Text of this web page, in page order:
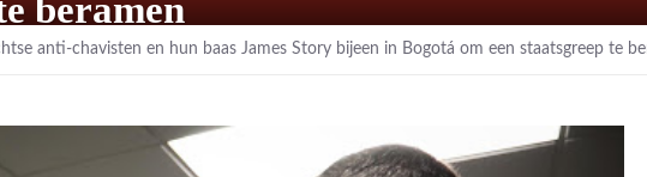
beramen
anti-chavisten en hun baas James Story bijeen in Bogotá om een staatsgreep te